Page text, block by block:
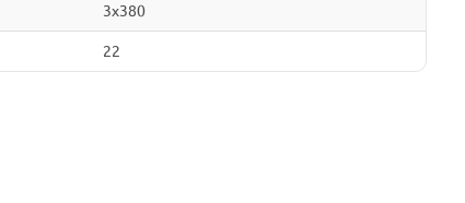
3x380
22